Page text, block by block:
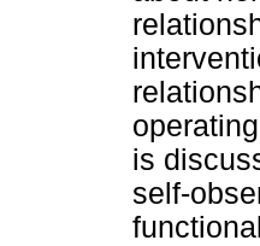
is
self-